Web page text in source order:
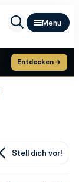
Entdecken →
Stell dich vor!